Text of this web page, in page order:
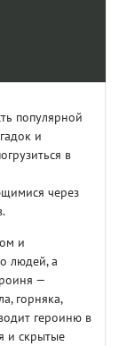
популярной
и
в
через
и
людей, а
—
горняка,
героиню в
и скрытые